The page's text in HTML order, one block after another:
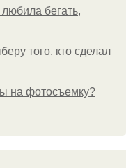
бегать,
того, кто сделал
на фотосъемку?